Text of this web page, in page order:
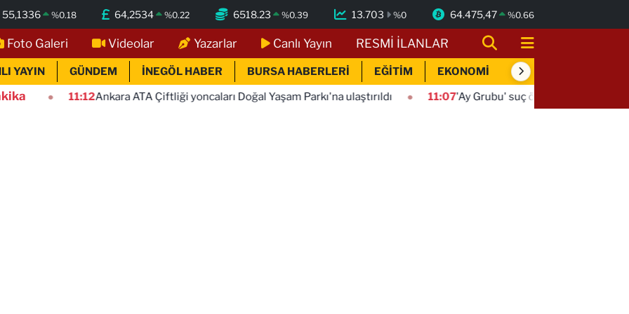
55,1336 %0.18 64,2534 %0.22 6518.23 %0.39 13.703 %0 64.475,47 %0.66
Foto Galeri Videolar Yazarlar Canlı Yayın RESMİ İLANLAR
YAYIN GÜNDEM İNEGÖL HABER BURSA HABERLERİ EĞİTİM EKONOMİ SİYASET
Ankara ATA Çiftliği yoncaları Doğal Yaşam Parkı'na ulaştırıldı 11:07'Ay Grubu' suç örgütüne 12 gözaltı!